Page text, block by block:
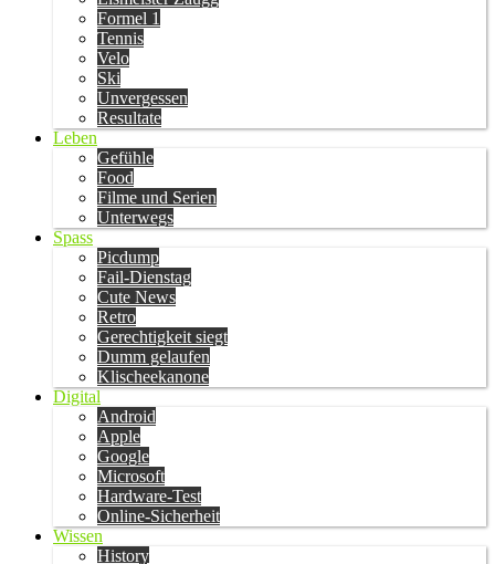
Formel 1
Tennis
Velo
Ski
Unvergessen
Resultate
Leben
Gefühle
Food
Filme und Serien
Unterwegs
Spass
Picdump
Fail-Dienstag
Cute News
Retro
Gerechtigkeit siegt
Dumm gelaufen
Klischeekanone
Digital
Android
Apple
Google
Microsoft
Hardware-Test
Online-Sicherheit
Wissen
History